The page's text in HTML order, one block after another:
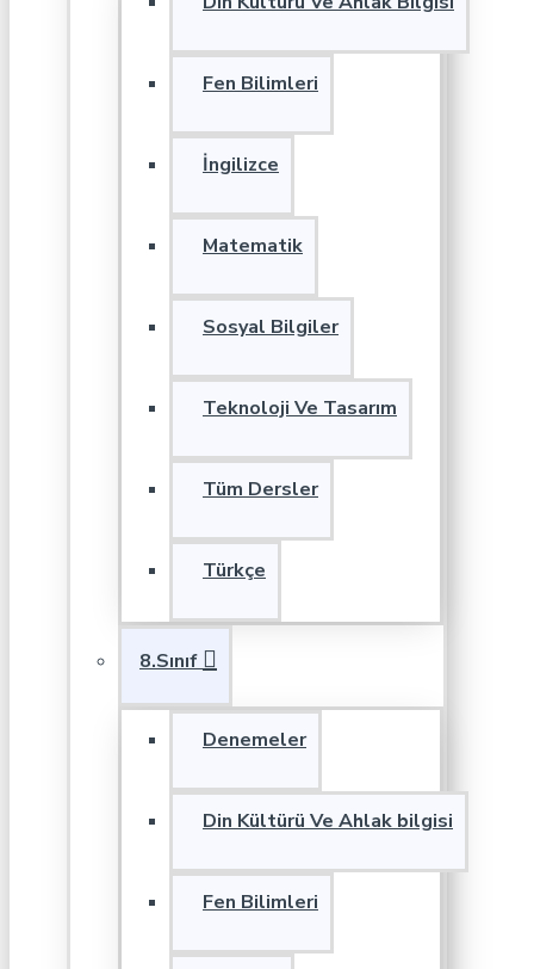
Fen Bilimleri
İngilizce
Matematik
Sosyal Bilgiler
Teknoloji Ve Tasarım
Tüm Dersler
Türkçe
8.Sınıf
Denemeler
Din Kültürü Ve Ahlak bilgisi
Fen Bilimleri